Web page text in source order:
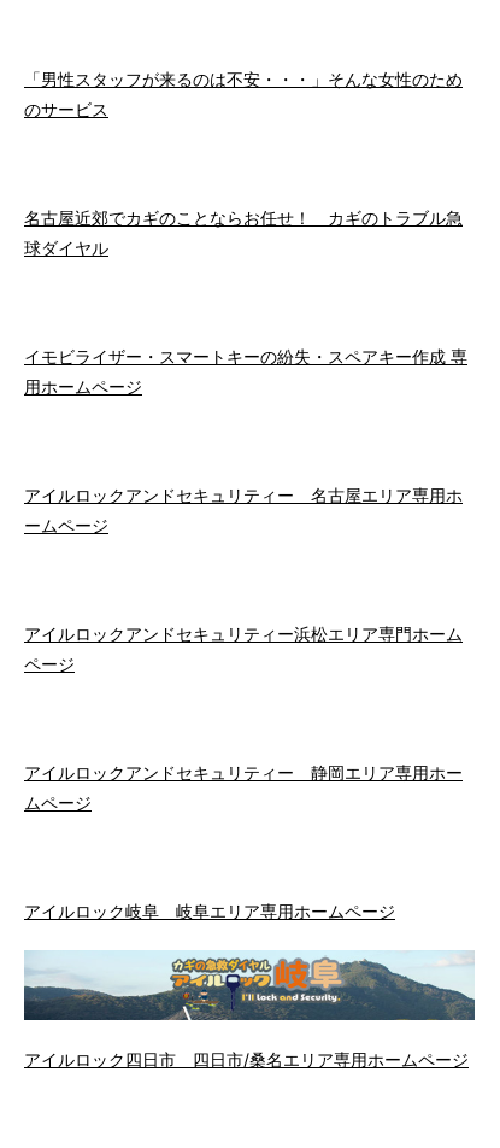
「男性スタッフが来るのは不安・・・」そんな女性のため
のサービス
名古屋近郊でカギのことならお任せ！ カギのトラブル急
球ダイヤル
イモビライザー・スマートキーの紛失・スペアキー作成 専
用ホームページ
アイルロックアンドセキュリティー 名古屋エリア専用ホ
ームページ
アイルロックアンドセキュリティー浜松エリア専門ホーム
ページ
アイルロックアンドセキュリティー 静岡エリア専用ホー
ムページ
アイルロック岐阜 岐阜エリア専用ホームページ
アイルロック四日市 四日市/桑名エリア専用ホームページ